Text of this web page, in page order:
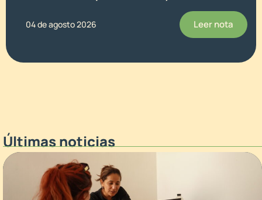
04 de agosto 2026 Leer nota
Últimas noticias